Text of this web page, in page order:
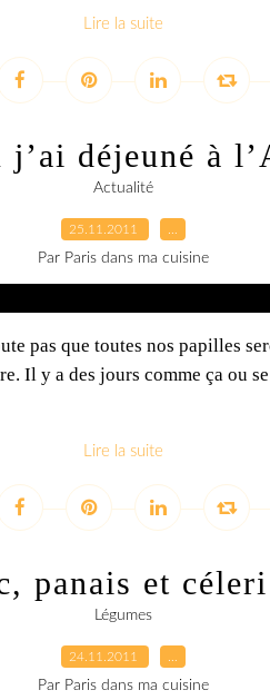
Lire la suite
déjeuné à
Actualité
25.11.2011
Par Paris dans ma cuisine
pas que toutes nos papilles
Il y a des jours comme ça ou
Lire la suite
panais et
Légumes
24.11.2011
Par Paris dans ma cuisine